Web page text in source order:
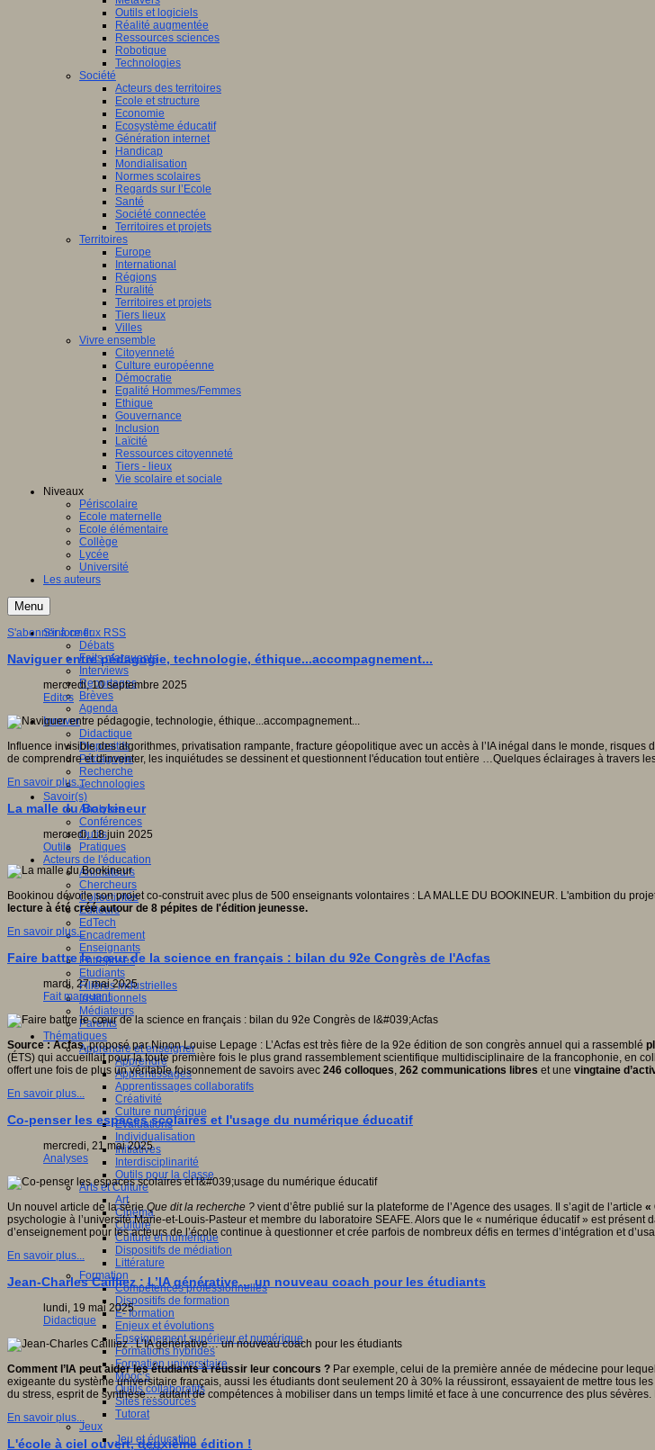
Outils et logiciels
Réalité augmentée
Ressources sciences
Robotique
Technologies
Société
Acteurs des territoires
Ecole et structure
Economie
Ecosystème éducatif
Génération internet
Handicap
Mondialisation
Normes scolaires
Regards sur l’Ecole
Santé
Société connectée
Territoires et projets
Territoires
Europe
International
Régions
Ruralité
Territoires et projets
Tiers lieux
Villes
Vivre ensemble
Citoyenneté
Culture européenne
Démocratie
Egalité Hommes/Femmes
Ethique
Gouvernance
Inclusion
Laïcité
Ressources citoyenneté
Tiers - lieux
Vie scolaire et sociale
Niveaux
Périscolaire
Ecole maternelle
Ecole élémentaire
Collège
Lycée
Université
Les auteurs
Menu
S'informer
Débats
Faits marquants
Interviews
Reportages
Brèves
Agenda
Innover
Didactique
Dispositifs
Pédagogie
Recherche
Technologies
Savoir(s)
Analyses
Conférences
Outils
Pratiques
Acteurs de l'éducation
Animateurs
Chercheurs
Collectivités
Editeurs
EdTech
Encadrement
Enseignants
Entreprises
Etudiants
Filières industrielles
Institutionnels
Médiateurs
Parents
Thématiques
Apprendre et enseigner
Apprendre
Apprentissages
Apprentissages collaboratifs
Créativité
Culture numérique
Evaluations
Individualisation
Initiatives
Interdisciplinarité
Outils pour la classe
Arts et Culture
Art
Cinéma
Culture
Culture et numérique
Dispositifs de médiation
Littérature
Formation
Compétences professionnelles
Dispositifs de formation
E- formation
Enjeux et évolutions
Enseignement supérieur et numérique
Formations hybrides
Formation universitaire
Mooc’s
Outils collaboratifs
Sites ressources
Tutorat
Jeux
Jeu et éducation
S'abonner à ce flux RSS
Naviguer entre pédagogie, technologie, éthique...accompagnement...
mercredi, 10 septembre 2025
Editos
Influence invisible des algorithmes, privatisation rampante, fracture géopolitique avec un accès à l’IA inégal dans le monde,
de comprendre et d'inventer, les inquiétudes se dessinent et questionnent l'éducation tout entière …Quelques éclairages à travers
En savoir plus...
La malle du Bookineur
mercredi, 18 juin 2025
Outils
Bookinou dévoile son projet co-construit avec plus de 500 enseignants volontaires : LA MALLE DU BOOKINEUR. L'ambition du
lecture à été créé autour de 8 pépites de l'édition jeunesse.
En savoir plus...
Faire battre le cœur de la science en français : bilan du 92e Congrès de l'Acfas
mardi, 27 mai 2025
Fait marquant
Source : Acfas, proposé par Ninon Louise Lepage : L’Acfas est très fière de la 92e édition de son congrès annuel qui a rassemblé
(ÉTS) qui accueillait pour la toute première fois le plus grand rassemblement scientifique multidisciplinaire de la francophonie, en
offert une fois de plus un véritable foisonnement de savoirs avec 246 colloques, 262 communications libres et une vingtaine
En savoir plus...
Co-penser les espaces scolaires et l'usage du numérique éducatif
mercredi, 21 mai 2025
Analyses
Un nouvel article de la sérieQue dit la recherche ? vient d’être publié sur la plateforme de l’Agence des usages. Il s’agit de l’article «
psychologie à l’université Marie-et-Louis-Pasteur et membre du laboratoire SEAFE. Alors que le « numérique éducatif » est
d’enseignement pour les acteurs de l’école continue à questionner et crée parfois de nombreux défis en termes d’intégration et
En savoir plus...
Jean-Charles Cailliez : L’IA générative… un nouveau coach pour les étudiants
lundi, 19 mai 2025
Didactique
Comment l’IA peut aider les étudiants à réussir leur concours ? Par exemple, celui de la première année de médecine pour
exigeante du système universitaire français, aussi les étudiants dont seulement 20 à 30% la réussiront, essayaient de mettre tous
du stress, esprit de synthèse… autant de compétences à mobiliser dans un temps limité et face à une concurrence des plus
En savoir plus...
L'école à ciel ouvert, deuxième édition !